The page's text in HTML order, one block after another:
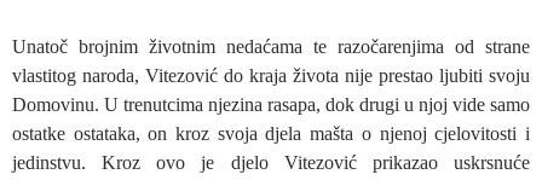
Unatoč brojnim životnim nedaćama te razočarenjima od strane
vlastitog naroda, Vitezović do kraja života nije prestao ljubiti svoju
Domovinu. U trenutcima njezina rasapa, dok drugi u njoj vide samo
ostatke ostataka, on kroz svoja djela mašta o njenoj cjelovitosti i
jedinstvu. Kroz ovo je djelo Vitezović prikazao uskrsnuće